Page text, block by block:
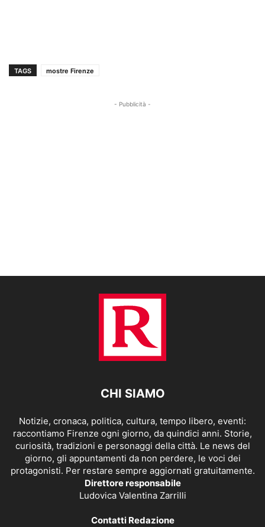
TAGS mostre Firenze
- Pubblicità -
CHI SIAMO
Notizie, cronaca, politica, cultura, tempo libero, eventi:
raccontiamo Firenze ogni giorno, da quindici anni. Storie,
curiosità, tradizioni e personaggi della città. Le news del
giorno, gli appuntamenti da non perdere, le voci dei
protagonisti. Per restare sempre aggiornati gratuitamente.
Direttore responsabile
Ludovica Valentina Zarrilli
Contatti Redazione